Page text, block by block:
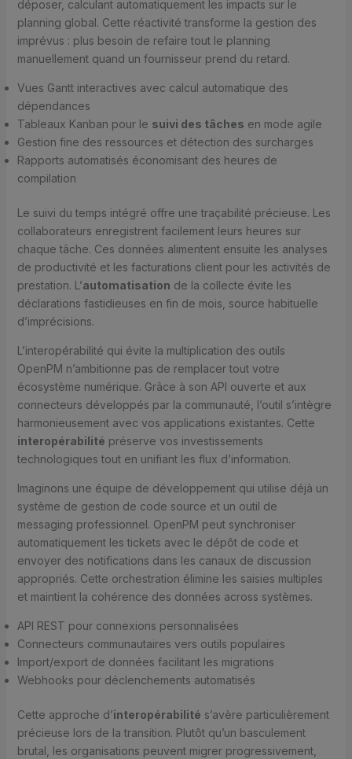
déposer, calculant automatiquement les impacts sur le
planning global. Cette réactivité transforme la gestion des
imprévus : plus besoin de refaire tout le planning
manuellement quand un fournisseur prend du retard.
Vues Gantt interactives avec calcul automatique des
dépendances
Tableaux Kanban pour le suivi des tâches en mode agile
Gestion fine des ressources et détection des surcharges
Rapports automatisés économisant des heures de
compilation
Le suivi du temps intégré offre une traçabilité précieuse. Les
collaborateurs enregistrent facilement leurs heures sur
chaque tâche. Ces données alimentent ensuite les analyses
de productivité et les facturations client pour les activités de
prestation. L’automatisation de la collecte évite les
déclarations fastidieuses en fin de mois, source habituelle
d’imprécisions.
L’interopérabilité qui évite la multiplication des outils
OpenPM n’ambitionne pas de remplacer tout votre
écosystème numérique. Grâce à son API ouverte et aux
connecteurs développés par la communauté, l’outil s’intègre
harmonieusement avec vos applications existantes. Cette
interopérabilité préserve vos investissements
technologiques tout en unifiant les flux d’information.
Imaginons une équipe de développement qui utilise déjà un
système de gestion de code source et un outil de
messaging professionnel. OpenPM peut synchroniser
automatiquement les tickets avec le dépôt de code et
envoyer des notifications dans les canaux de discussion
appropriés. Cette orchestration élimine les saisies multiples
et maintient la cohérence des données across systèmes.
API REST pour connexions personnalisées
Connecteurs communautaires vers outils populaires
Import/export de données facilitant les migrations
Webhooks pour déclenchements automatisés
Cette approche d’interopérabilité s’avère particulièrement
précieuse lors de la transition. Plutôt qu’un basculement
brutal, les organisations peuvent migrer progressivement,